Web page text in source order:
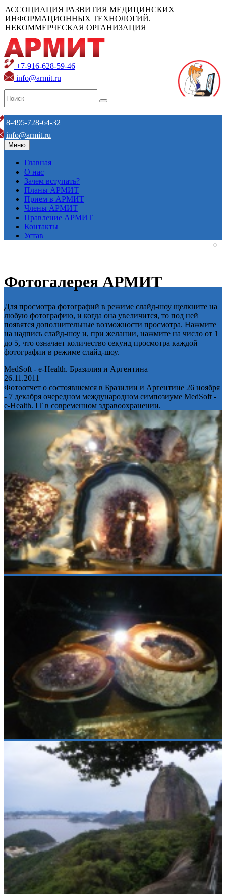
АССОЦИАЦИЯ РАЗВИТИЯ МЕДИЦИНСКИХ
ИНФОРМАЦИОННЫХ ТЕХНОЛОГИЙ.
НЕКОММЕРЧЕСКАЯ ОРГАНИЗАЦИЯ
+7-916-628-59-46
info@armit.ru
8-495-728-64-32
info@armit.ru
Меню
Главная
О нас
Зачем вступать?
Планы АРМИТ
Прием в АРМИТ
Члены АРМИТ
Правление АРМИТ
Контакты
Устав
Фотогалерея АРМИТ
Для просмотра фотографий в режиме слайд-шоу щелкните на
любую фотографию, и когда она увеличится, то под ней
появятся дополнительные возможности просмотра. Нажмите
на надпись слайд-шоу и, при желании, нажмите на число от 1
до 5, что означает количество секунд просмотра каждой
фотографии в режиме слайд-шоу.
MedSoft - e-Health. Бразилия и Аргентина
26.11.2011
Фотоотчет о состоявшемся в Бразилии и Аргентине 26 ноября
- 7 декабря очередном международном симпозиуме MedSoft -
e-Health. IT в современном здравоохранении.